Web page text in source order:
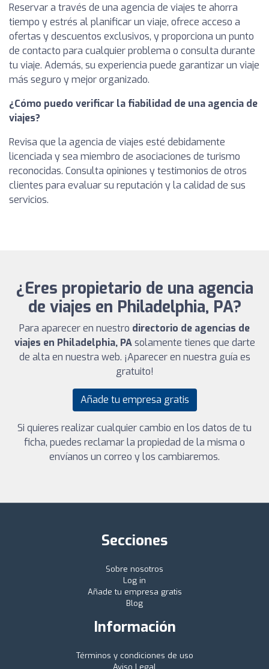
Reservar a través de una agencia de viajes te ahorra
tiempo y estrés al planificar un viaje, ofrece acceso a
ofertas y descuentos exclusivos, y proporciona un punto
de contacto para cualquier problema o consulta durante
tu viaje. Además, su experiencia puede garantizar un viaje
más seguro y mejor organizado.
¿Cómo puedo verificar la fiabilidad de una agencia de
viajes?
Revisa que la agencia de viajes esté debidamente
licenciada y sea miembro de asociaciones de turismo
reconocidas. Consulta opiniones y testimonios de otros
clientes para evaluar su reputación y la calidad de sus
servicios.
¿Eres propietario de una agencia
de viajes en Philadelphia, PA?
Para aparecer en nuestro directorio de agencias de
viajes en Philadelphia, PAsolamente tienes que darte
de alta en nuestra web. ¡Aparecer en nuestra guía es
gratuito!
Añade tu empresa gratis
Si quieres realizar cualquier cambio en los datos de tu
ficha, puedes reclamar la propiedad de la misma o
envíanos un correo y los cambiaremos.
Secciones
Sobre nosotros
Log in
Añade tu empresa gratis
Blog
Información
Términos y condiciones de uso
Aviso Legal